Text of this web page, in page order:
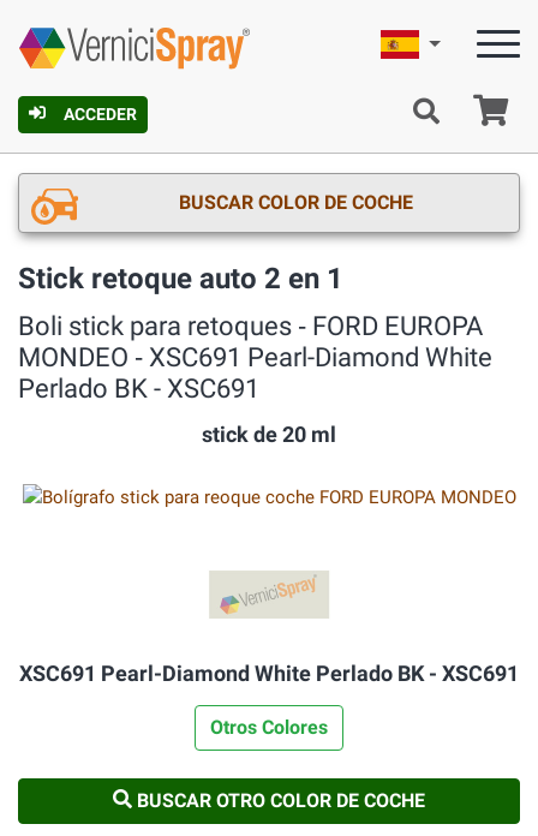
ACCEDER
Español
BUSCAR COLOR DE COCHE
Stick retoque auto 2 en 1
Boli stick para retoques ‐ FORD EUROPA
MONDEO ‐ XSC691 Pearl-Diamond White
Perlado BK - XSC691
stick de 20 ml
XSC691 Pearl-Diamond White Perlado BK - XSC691
Otros Colores
BUSCAR OTRO COLOR DE COCHE